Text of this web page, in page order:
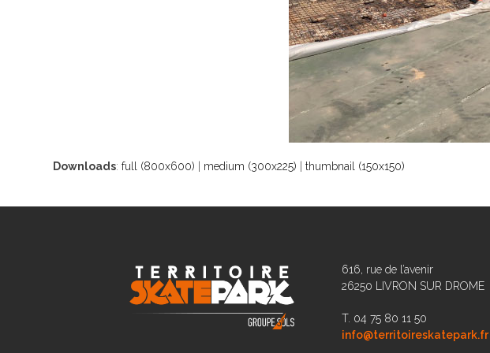
Downloads:full (800x600) medium (300x225) |thumbnail (150x150)
616, rue de l’avenir
26250 LIVRON SUR DROME
T. 04 75 80 11 50
info@territoireskatepark.fr